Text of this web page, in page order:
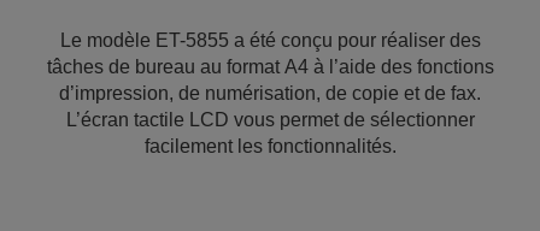
Le modèle ET-5855 a été conçu pour réaliser des
tâches de bureau au format A4 à l’aide des fonctions
d’impression, de numérisation, de copie et de fax.
L’écran tactile LCD vous permet de sélectionner
facilement les fonctionnalités.